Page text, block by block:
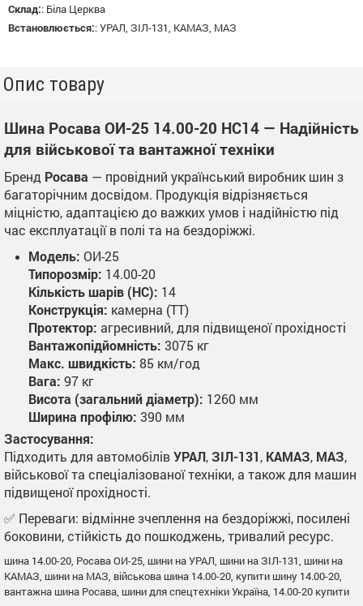
Склад:: Біла Церква
Встановлюється::УРАЛ, ЗІЛ-131, КАМАЗ, МАЗ
Опис товару
Шина Росава ОИ-25 14.00-20 НС14 — Надійність
для військової та вантажної техніки
Бренд Росава — провідний український виробник шин з
багаторічним досвідом. Продукція відрізняється
міцністю, адаптацією до важких умов і надійністю під
час експлуатації в полі та на бездоріжжі.
Модель: ОИ-25
Типорозмір: 14.00-20
Кількість шарів (НС): 14
Конструкція: камерна (TT)
Протектор: агресивний, для підвищеної прохідності
Вантажопідйомність: 3075 кг
Макс. швидкість: 85 км/год
Вага: 97 кг
Висота (загальний діаметр): 1260 мм
Ширина профілю: 390 мм
Застосування:
Підходить для автомобілівУРАЛ,ЗІЛ-131, КАМАЗ, МАЗ,
військової та спеціалізованої техніки, а також для машин
підвищеної прохідності.
✅ Переваги: відмінне зчеплення на бездоріжжі, посилені
боковини, стійкість до пошкоджень, тривалий ресурс.
шина 14.00-20, Росава ОИ-25, шини на УРАЛ, шини на ЗІЛ-131, шини на
КАМАЗ, шини на МАЗ, військова шина 14.00-20, купити шину 14.00-20,
вантажна шина Росава, шини для спецтехніки Україна, 14.00-20 купити